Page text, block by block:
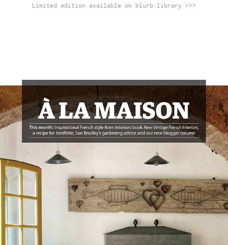
Limited edition available on blurb library >>>